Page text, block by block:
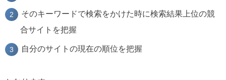
そのキーワードで検索をかけた時に検索結果上位の競
合サイトを把握
自分のサイトの現在の順位を把握